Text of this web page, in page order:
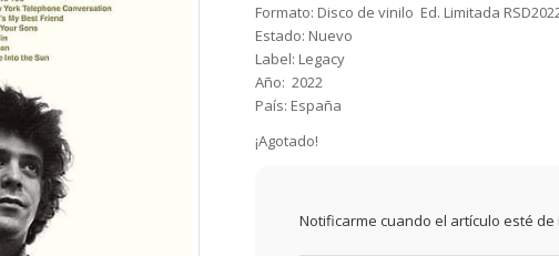
Formato: Disco de vinilo Ed. Limitada
Estado: Nuevo
Label: Legacy
Año: 2022
País: España
¡Agotado!
Notificarme cuando el artículo esté